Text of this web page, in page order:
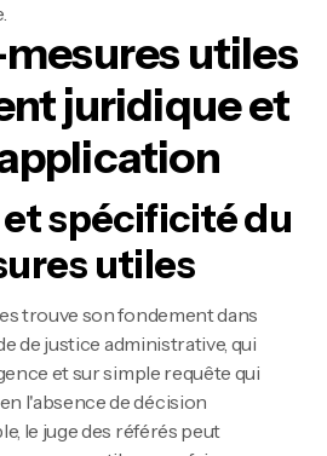
utiles
juridique et
spécificité du
utiles
trouve son fondement dans
de justice administrative, qui
et sur simple requête qui
l'absence de décision
le juge des référés peut